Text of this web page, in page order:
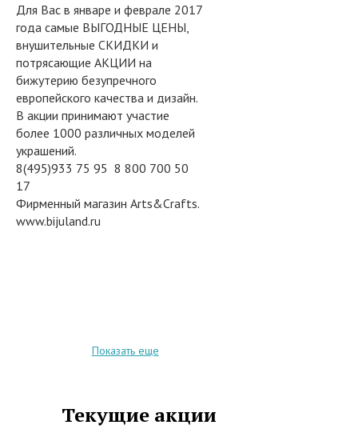
Для Вас в январе и феврале 2017
года самые ВЫГОДНЫЕ ЦЕНЫ,
внушительные СКИДКИ и
потрясающие АКЦИИ на
бижутерию безупречного
европейского качества и дизайн.
В акции принимают участие
более 1000 различных моделей
украшений.
8(495)933 75 95 8 800 700 50
17
Фирменный магазин Arts&Crafts.
www.bijuland.ru
Показать еще
Текущие акции